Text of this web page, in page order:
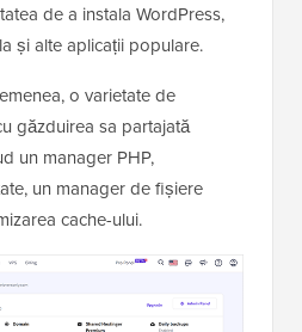
de a instala WordPress,
și alte aplicații populare.
o varietate de
găzduirea sa partajată
un manager PHP,
un manager de fișiere
cache-ului.